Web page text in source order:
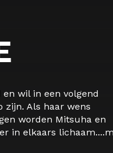
wil in een volgend
zijn. Als haar wens
worden Mitsuha en
in elkaars lichaam....